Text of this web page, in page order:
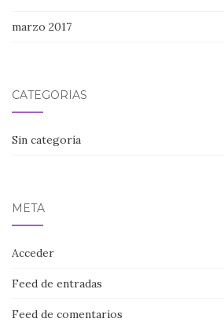
marzo 2017
CATEGORÍAS
Sin categoría
META
Acceder
Feed de entradas
Feed de comentarios